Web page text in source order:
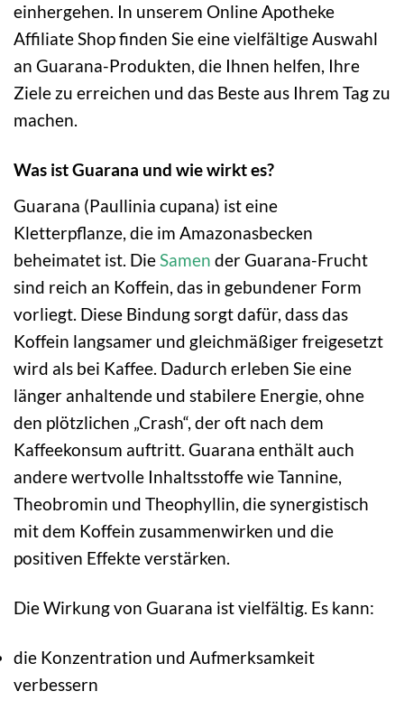
einhergehen. In unserem Online Apotheke
Affiliate Shop finden Sie eine vielfältige Auswahl
an Guarana-Produkten, die Ihnen helfen, Ihre
Ziele zu erreichen und das Beste aus Ihrem Tag zu
machen.
Was ist Guarana und wie wirkt es?
Guarana (Paullinia cupana) ist eine
Kletterpflanze, die im Amazonasbecken
beheimatet ist. DieSamen der Guarana-Frucht
sind reich an Koffein, das in gebundener Form
vorliegt. Diese Bindung sorgt dafür, dass das
Koffein langsamer und gleichmäßiger freigesetzt
wird als bei Kaffee. Dadurch erleben Sie eine
länger anhaltende und stabilere Energie, ohne
den plötzlichen „Crash“, der oft nach dem
Kaffeekonsum auftritt. Guarana enthält auch
andere wertvolle Inhaltsstoffe wie Tannine,
Theobromin und Theophyllin, die synergistisch
mit dem Koffein zusammenwirken und die
positiven Effekte verstärken.
Die Wirkung von Guarana ist vielfältig. Es kann:
die Konzentration und Aufmerksamkeit
verbessern